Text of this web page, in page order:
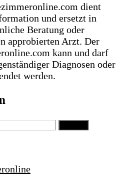
dient
und ersetzt in
Beratung oder
approbierten Arzt. Der
kann und darf
Diagnosen oder
werden.